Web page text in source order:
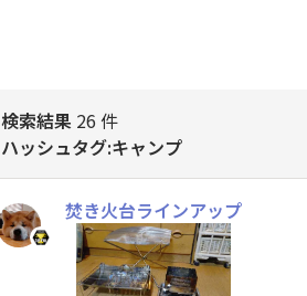
検索結果 26 件
ハッシュタグ:キャンプ
焚き火台ラインアップ